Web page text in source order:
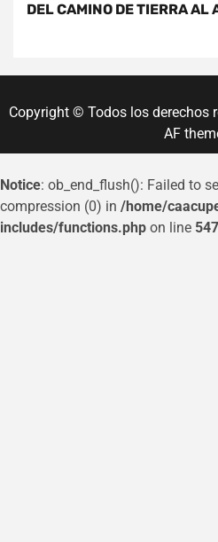
DEL CAMINO DE TIERRA AL
Copyright © Todos los derechos
AF
Notice: ob_end_flush(): Failed to
compression (0) in /home/
includes/functions.php on line